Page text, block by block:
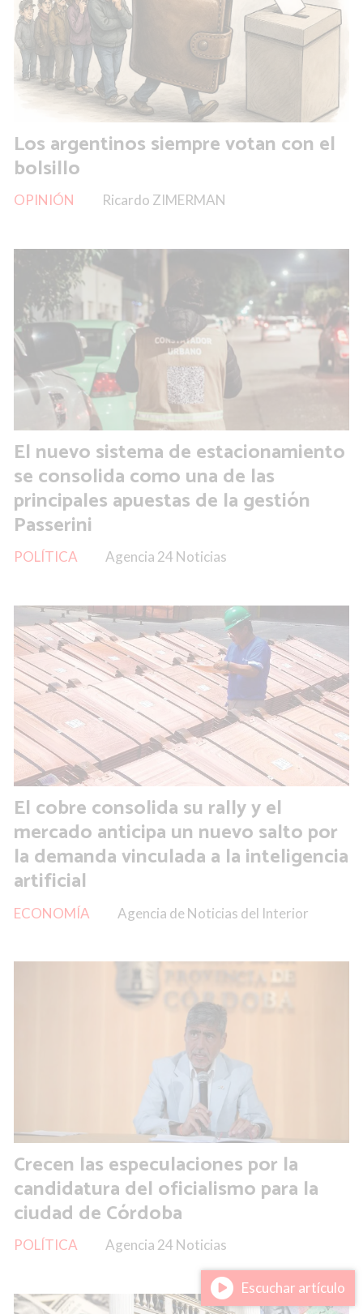
Los argentinos siempre votan con el
bolsillo
Ricardo ZIMERMAN
OPINIÓN
El nuevo sistema de estacionamiento
se consolida como una de las
principales apuestas de la gestión
Passerini
Agencia 24 Noticias
POLÍTICA
El cobre consolida su rally y el
mercado anticipa un nuevo salto por
la demanda vinculada a la inteligencia
artificial
Agencia de Noticias del Interior
ECONOMÍA
Crecen las especulaciones por la
candidatura del oficialismo para la
ciudad de Córdoba
Agencia 24 Noticias
POLÍTICA
Escuchar artículo